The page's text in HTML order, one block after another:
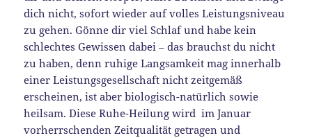
dich nicht, sofort wieder auf volles Leistungsniveau
zu gehen. Gönne dir viel Schlaf und habe kein
schlechtes Gewissen dabei – das brauchst du nicht
zu haben, denn ruhige Langsamkeit mag innerhalb
einer Leistungsgesellschaft nicht zeitgemäß
erscheinen, ist aber biologisch-natürlich sowie
heilsam. Diese Ruhe-Heilung wird im Januar
vorherrschenden Zeitqualität getragen und